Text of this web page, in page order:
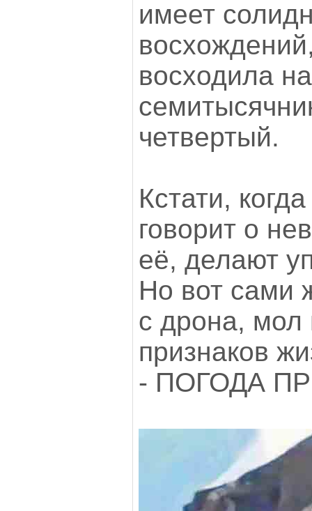
имеет
восходила
четвертый.
Кстати,
говорит о
её, делают
Но вот сами
с дрона, мол
признаков
- ПОГОДА